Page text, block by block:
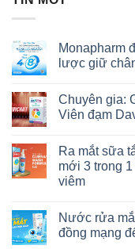
Monapharm
lược giữ
Chuyên gia:
Viên đạm
Ra mắt sữa
mới 3 trong
viêm
Nước rửa
đồng mạng